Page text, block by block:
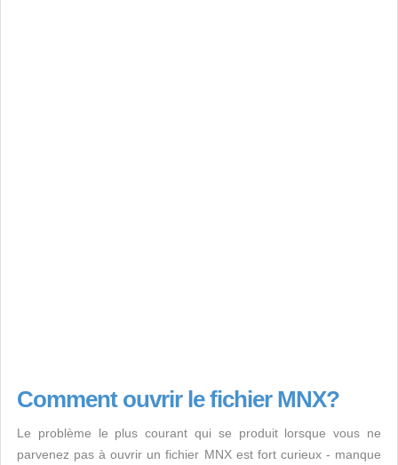
Comment ouvrir le fichier MNX?
Le problème le plus courant qui se produit lorsque vous ne
parvenez pas à ouvrir un fichier MNX est fort curieux - manque